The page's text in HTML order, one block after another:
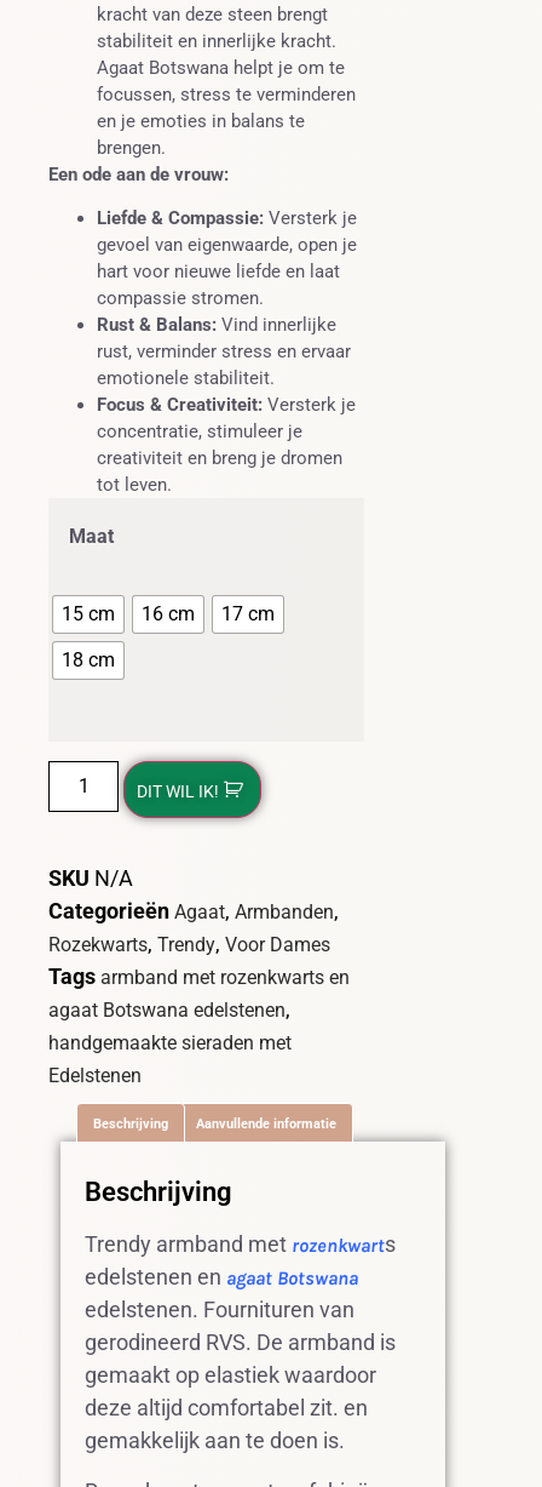
kracht van deze steen brengt
stabiliteit en innerlijke kracht.
Agaat Botswana helpt je om te
focussen, stress te verminderen
en je emoties in balans te
brengen.
Een ode aan de vrouw:
Liefde & Compassie: Versterk je
gevoel van eigenwaarde, open je
hart voor nieuwe liefde en laat
compassie stromen.
Rust & Balans: Vind innerlijke
rust, verminder stress en ervaar
emotionele stabiliteit.
Focus & Creativiteit: Versterk je
concentratie, stimuleer je
creativiteit en breng je dromen
tot leven.
Maat
15 cm 16 cm
17 cm
18 cm
DIT WIL IK!
SKU N/A
Categorieën Agaat, Armbanden,
Rozekwarts, Trendy, Voor Dames
Tags armband met rozenkwarts en
agaat Botswana edelstenen,
handgemaakte sieraden met
Edelstenen
Beschrijving Aanvullende informatie
Beschrijving
Trendy armband met rozenkwarts
edelstenen en agaat Botswana
edelstenen. Fournituren van
gerodineerd RVS. De armband is
gemaakt op elastiek waardoor
deze altijd comfortabel zit. en
gemakkelijk aan te doen is.